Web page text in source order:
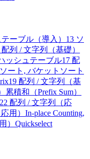
ーブル（導入） 13 ソ
配列 / 文字列（基礎）
ッシュテーブル17 配
ート, バケットソート
19 配列 / 文字列（基
積和（Prefix Sum）
22 配列 / 文字列（応
用）In-place Counting,
）Quickselect